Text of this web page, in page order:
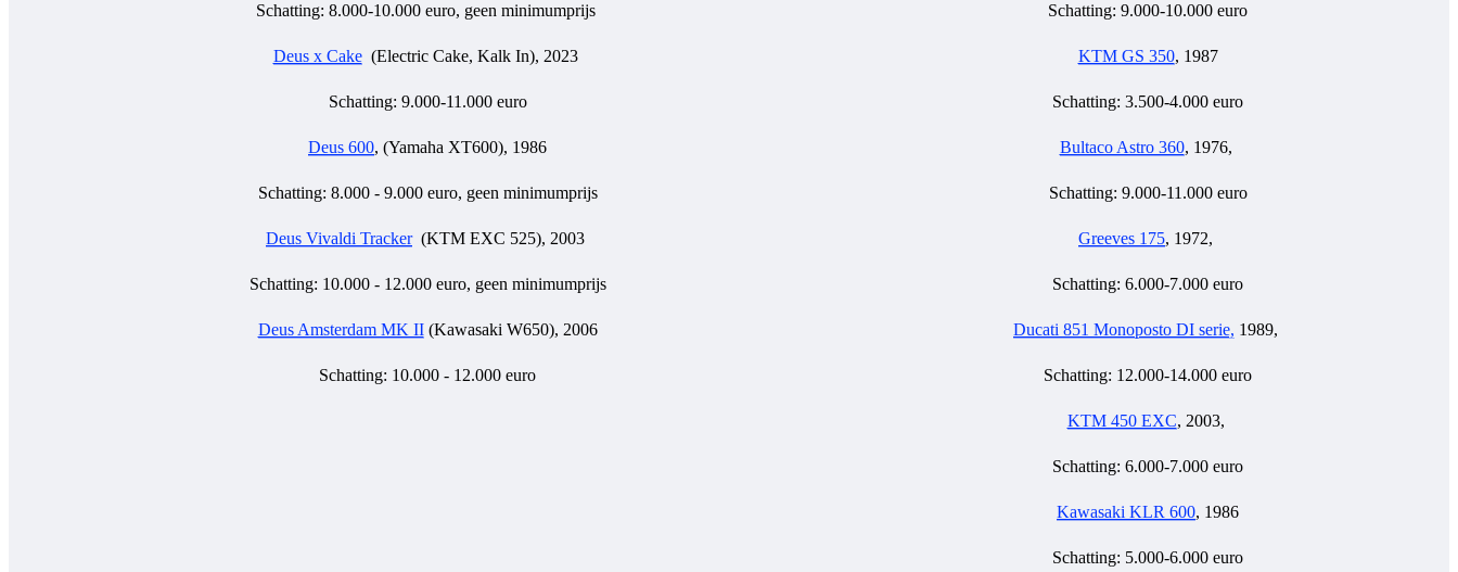
Schatting: 8.000-10.000 euro, geen minimumprijs
Deus x Cake(Electric Cake, Kalk In), 2023
Schatting: 9.000-11.000 euro
Deus 600, (Yamaha XT600), 1986
Schatting: 8.000 - 9.000 euro, geen minimumprijs
Deus Vivaldi Tracker(KTM EXC 525), 2003
Schatting: 10.000 - 12.000 euro, geen minimumprijs
Deus Amsterdam MK II(Kawasaki W650), 2006
Schatting: 10.000 - 12.000 euro
Schatting: 9.000-10.000 euro
KTM GS 350, 1987
Schatting: 3.500-4.000 euro
Bultaco Astro 360, 1976,
Schatting: 9.000-11.000 euro
Greeves 175, 1972,
Schatting: 6.000-7.000 euro
Ducati 851 Monoposto DI serie, 1989,
Schatting: 12.000-14.000 euro
KTM 450 EXC, 2003,
Schatting: 6.000-7.000 euro
Kawasaki KLR 600, 1986
Schatting: 5.000-6.000 euro